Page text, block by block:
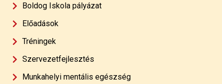
Boldog Iskola pályázat
Előadások
Tréningek
Szervezetfejlesztés
Munkahelyi mentális egészség